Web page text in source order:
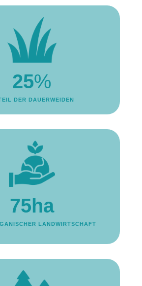
25%
DER DAUERWEIDEN
75ha
LANDWIRTSCHAFT